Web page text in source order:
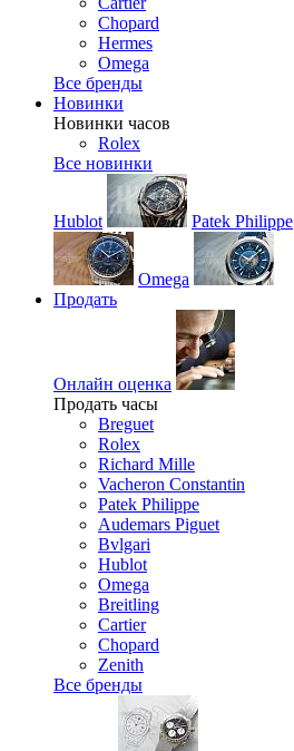
Chopard
Hermes
Omega
Все бренды
Новинки
Новинки часов
Rolex
Все новинки
Hublot Patek Philippe
Omega
Продать
Онлайн оценка
Продать часы
Breguet
Rolex
Richard Mille
Vacheron Constantin
Patek Philippe
Audemars Piguet
Bvlgari
Hublot
Omega
Breitling
Cartier
Chopard
Zenith
Все бренды